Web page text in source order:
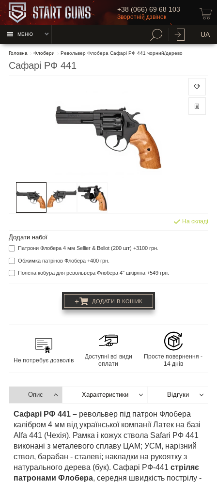
+38 (066) 69 68 103
Зворотній дзвінок
МЕНЮ UA
Головна Флобери Револьвер Флобера Сафарі РФ 441 чорний/дерево
Сафарі РФ 441
На складі
Додати набої
Патрони Флобера 4 мм Sellier & Bellot (200 шт) +3100 грн.
Обжимка патрінов Флобера +400 грн.
Поясна кобура для револьвера Флобера 4" шкіряна +549 грн.
+ ДОДАТИ В КОШИК
Не потребує дозволів
Доступні всі види
оплати
Просте повернення -
14 днів
Опис Характеристики Відгуки
Сафарі РФ 441 – револьвер під патрон Флобера
калібром 4 мм від української компанії Латек на базі
Alfa 441 (Чехія). Рамка і кожух ствола Safari РФ 441
виконані з металевого сплаву ЦАМ; УСМ, нарізний
ствол, барабан - сталеві; накладки на рукоятку з
натурального дерева (бук). Сафарі РФ-441 стріляє
патронами Флобера, середня швидкість пострілу -